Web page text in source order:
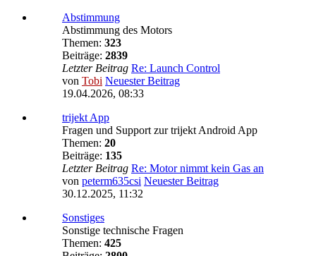
Abstimmung
Abstimmung des Motors
Themen: 323
Beiträge: 2839
Letzter Beitrag Re: Launch Control
von Tobi Neuester Beitrag
19.04.2026, 08:33
trijekt App
Fragen und Support zur trijekt Android App
Themen: 20
Beiträge: 135
Letzter Beitrag Re: Motor nimmt kein Gas an
von peterm635csi Neuester Beitrag
30.12.2025, 11:32
Sonstiges
Sonstige technische Fragen
Themen: 425